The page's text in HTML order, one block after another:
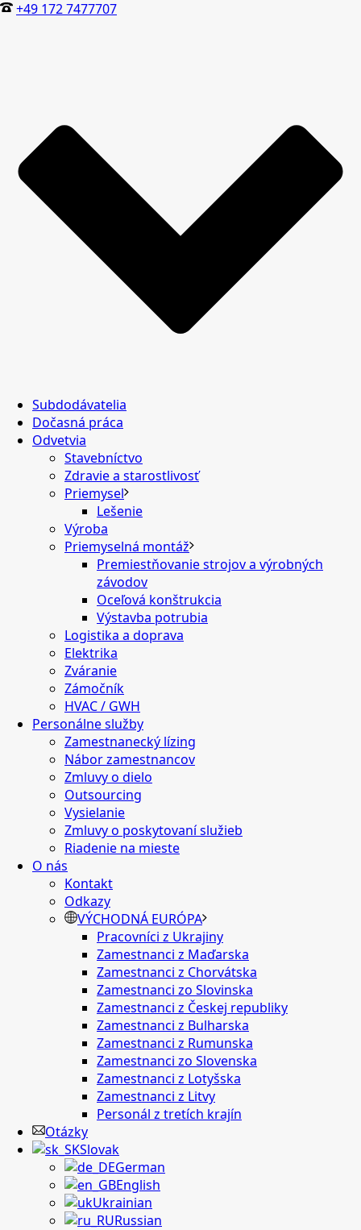
+49 172 7477707
Subdodávatelia
Dočasná práca
Odvetvia
Stavebníctvo
Zdravie a starostlivosť
Priemysel
Lešenie
Výroba
Priemyselná montáž
Premiestňovanie strojov a výrobných
závodov
Oceľová konštrukcia
Výstavba potrubia
Logistika a doprava
Elektrika
Zváranie
Zámočník
HVAC / GWH
Personálne služby
Zamestnanecký lízing
Nábor zamestnancov
Zmluvy o dielo
Outsourcing
Vysielanie
Zmluvy o poskytovaní služieb
Riadenie na mieste
O nás
Kontakt
Odkazy
VÝCHODNÁ EURÓPA
Pracovníci z Ukrajiny
Zamestnanci z Maďarska
Zamestnanci z Chorvátska
Zamestnanci zo Slovinska
Zamestnanci z Českej republiky
Zamestnanci z Bulharska
Zamestnanci z Rumunska
Zamestnanci zo Slovenska
Zamestnanci z Lotyšska
Zamestnanci z Litvy
Personál z tretích krajín
Otázky
Slovak
German
English
Ukrainian
Russian